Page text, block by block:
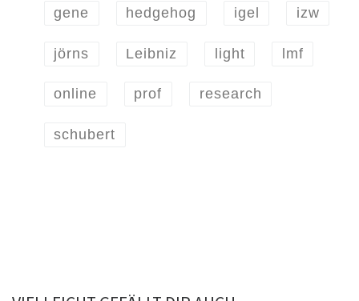
gene hedgehog igel izw
jörns Leibniz light lmf
online prof research
schubert